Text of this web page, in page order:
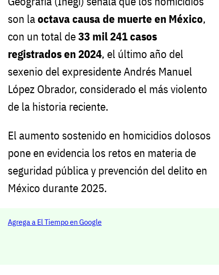
son laoctava causa de muerte en México,
con un total de33 mil 241 casos
registrados en 2024, el último año del
sexenio del expresidente Andrés Manuel
López Obrador, considerado el más violento
de la historia reciente.
El aumento sostenido en homicidios dolosos
pone en evidencia los retos en materia de
seguridad pública y prevención del delito en
México durante 2025.
Agrega a El Tiempo en Google